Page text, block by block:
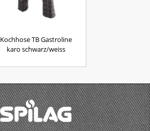
Kochhose TB Gastroline
karo schwarz/weiss